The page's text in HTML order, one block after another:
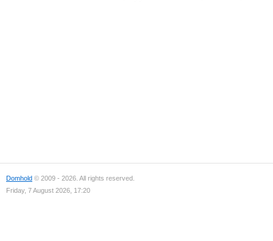
Domhold © 2009 - 2026. All rights reserved.
Friday, 7 August 2026, 17:20